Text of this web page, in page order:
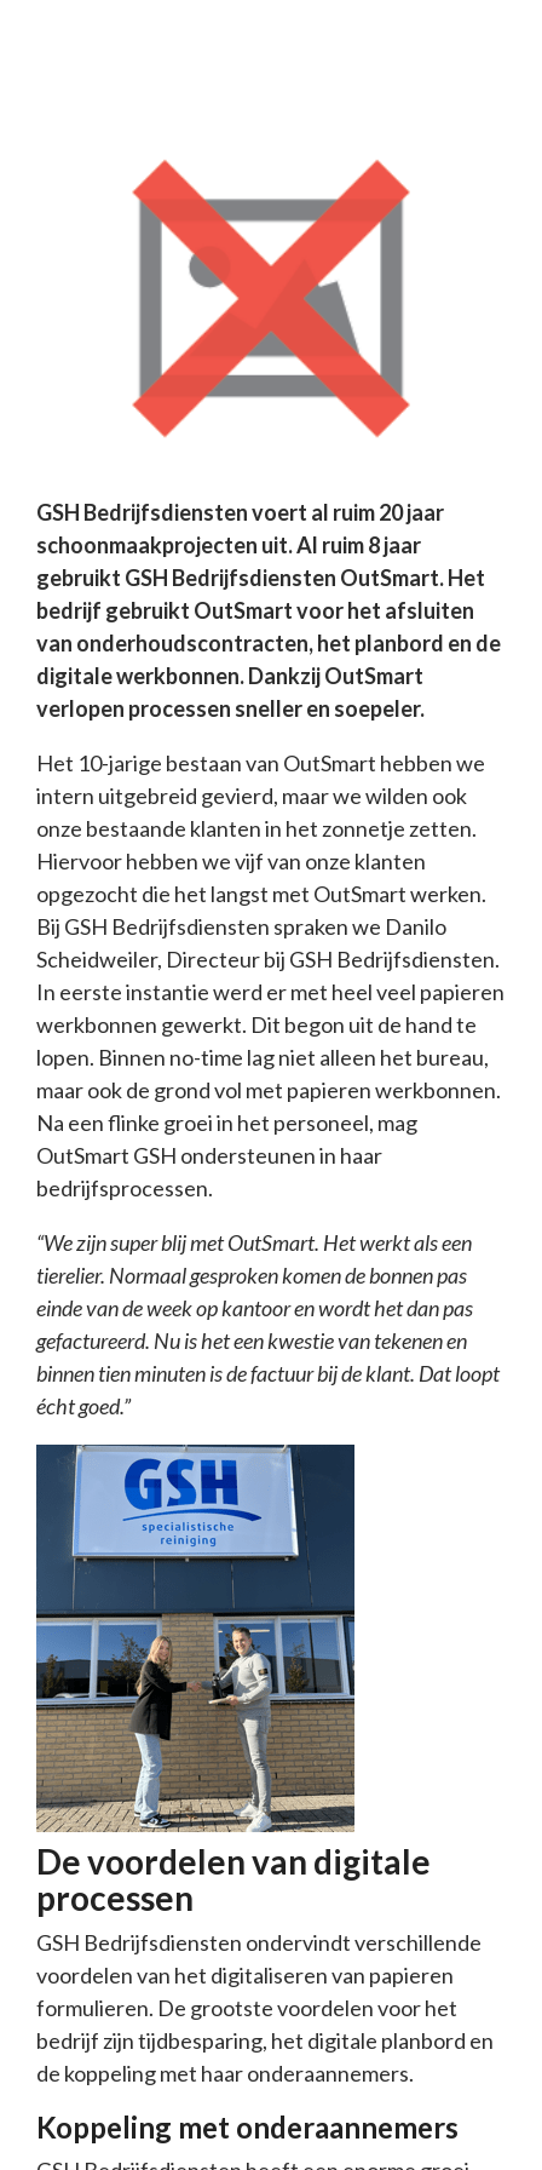
GSH Bedrijfsdiensten voert al ruim 20 jaar
schoonmaakprojecten uit. Al ruim 8 jaar
gebruikt GSH Bedrijfsdiensten OutSmart. Het
bedrijf gebruikt OutSmart voor het afsluiten
van onderhoudscontracten, het planbord en de
digitale werkbonnen. Dankzij OutSmart
verlopen processen sneller en soepeler.
Het 10-jarige bestaan van OutSmart hebben we
intern uitgebreid gevierd, maar we wilden ook
onze bestaande klanten in het zonnetje zetten.
Hiervoor hebben we vijf van onze klanten
opgezocht die het langst met OutSmart werken.
Bij GSH Bedrijfsdiensten spraken we Danilo
Scheidweiler, Directeur bij GSH Bedrijfsdiensten.
In eerste instantie werd er met heel veel papieren
werkbonnen gewerkt. Dit begon uit de hand te
lopen. Binnen no-time lag niet alleen het bureau,
maar ook de grond vol met papieren werkbonnen.
Na een flinke groei in het personeel, mag
OutSmart GSH ondersteunen in haar
bedrijfsprocessen.
“We zijn super blij met OutSmart. Het werkt als een
tierelier. Normaal gesproken komen de bonnen pas
einde van de week op kantoor en wordt het dan pas
gefactureerd. Nu is het een kwestie van tekenen en
binnen tien minuten is de factuur bij de klant. Dat loopt
écht goed.”
De voordelen van digitale
processen
GSH Bedrijfsdiensten ondervindt verschillende
voordelen van het digitaliseren van papieren
formulieren. De grootste voordelen voor het
bedrijf zijn tijdbesparing, het digitale planbord en
de koppeling met haar onderaannemers.
Koppeling met onderaannemers